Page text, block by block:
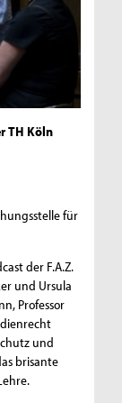
TH Köln
für
der F.A.Z.
und Ursula
Professor
und
brisante